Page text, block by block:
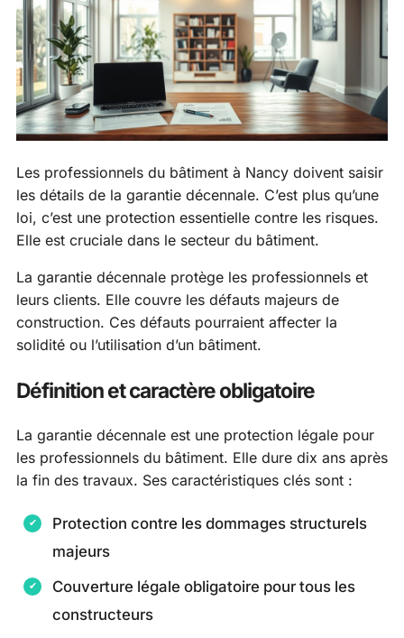
Les professionnels du bâtiment à Nancy doivent saisir
les détails de la garantie décennale. C’est plus qu’une
loi, c’est une protection essentielle contre les risques.
Elle est cruciale dans le secteur du bâtiment.
La garantie décennale protège les professionnels et
leurs clients. Elle couvre les défauts majeurs de
construction. Ces défauts pourraient affecter la
solidité ou l’utilisation d’un bâtiment.
Définition et caractère obligatoire
La garantie décennale est une protection légale pour
les professionnels du bâtiment. Elle dure dix ans après
la fin des travaux. Ses caractéristiques clés sont :
Protection contre les dommages structurels
majeurs
Couverture légale obligatoire pour tous les
constructeurs